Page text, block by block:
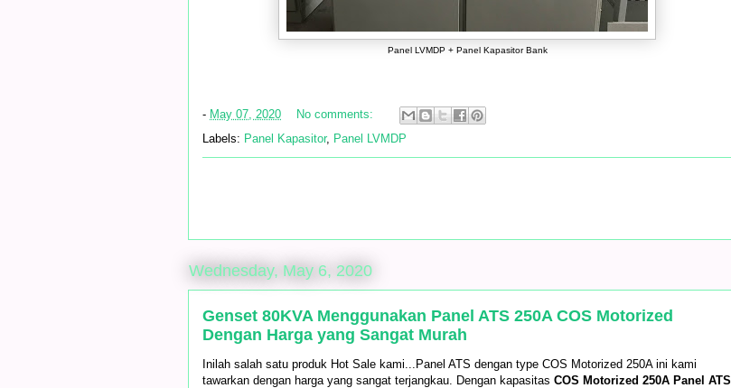
Panel LVMDP + Panel Kapasitor Bank
- May 07, 2020
No comments:
Labels: Panel Kapasitor, Panel LVMDP
Wednesday, May 6, 2020
Genset 80KVA Menggunakan Panel ATS 250A COS Motorized
Dengan Harga yang Sangat Murah
Inilah salah satu produk Hot Sale kami...Panel ATS dengan type COS Motorized 250A ini kami
tawarkan dengan harga yang sangat terjangkau. Dengan kapasitas COS Motorized 250A Panel ATS